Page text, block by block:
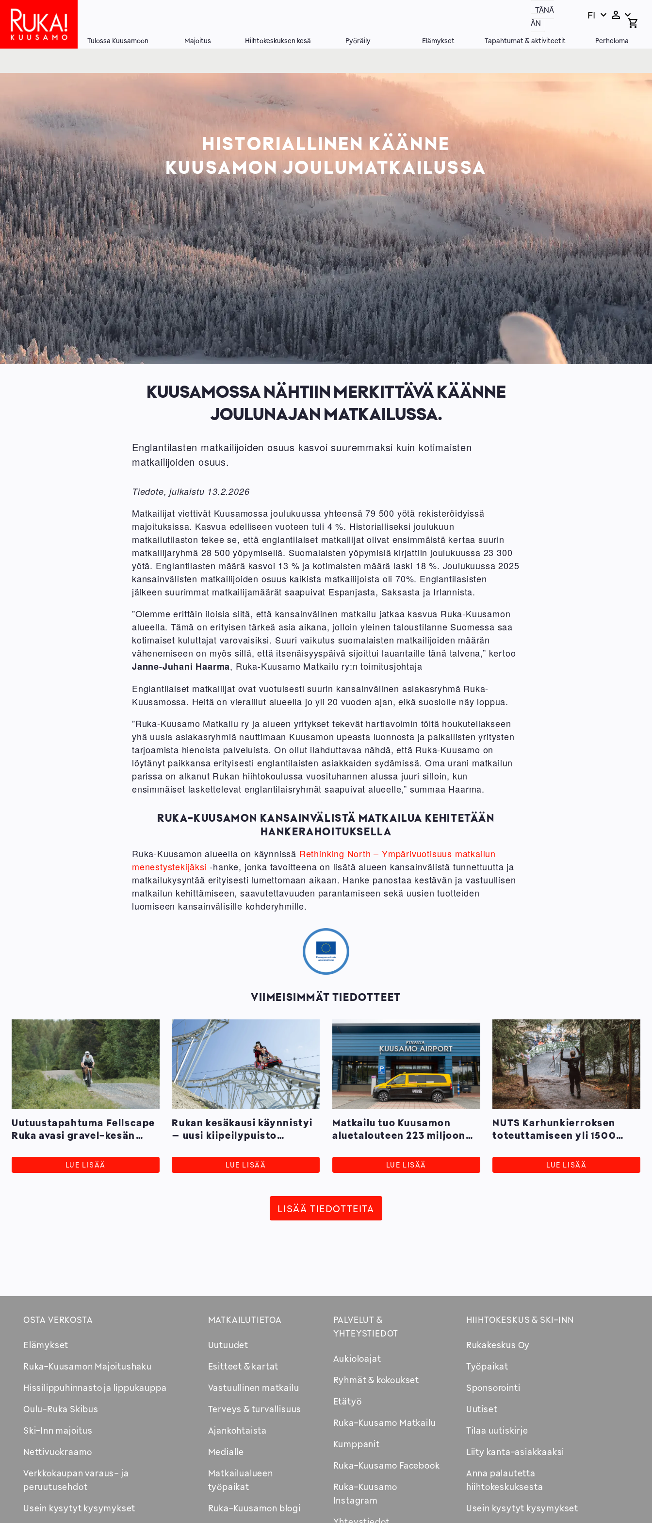
Hyppää
pääsisältöön
TÄNÄ
ÄN
Vaihda
nykyinen
FI
navigation
Tulossa Kuusamoon Majoitus Hiihtokeskuksen kesä Pyöräily Elämykset Tapahtumat & aktiviteetit Perheloma
HISTORIALLINEN KÄÄNNE
KUUSAMON JOULUMATKAILUSSA
KUUSAMOSSA NÄHTIIN MERKITTÄVÄ KÄÄNNE
JOULUNAJAN MATKAILUSSA.
Englantilasten matkailijoiden osuus kasvoi suuremmaksi kuin kotimaisten
matkailijoiden osuus.
Tiedote, julkaistu 13.2.2026
Matkailijat viettivät Kuusamossa joulukuussa yhteensä 79 500 yötä rekisteröidyissä
majoituksissa. Kasvua edelliseen vuoteen tuli 4 %. Historialliseksi joulukuun
matkailutilaston tekee se, että englantilaiset matkailijat olivat ensimmäistä kertaa suurin
matkailijaryhmä 28 500 yöpymisellä. Suomalaisten yöpymisiä kirjattiin joulukuussa 23 300
yötä. Englantilasten määrä kasvoi 13 % ja kotimaisten määrä laski 18 %. Joulukuussa 2025
kansainvälisten matkailijoiden osuus kaikista matkailijoista oli 70%. Englantilasisten
jälkeen suurimmat matkailijamäärät saapuivat Espanjasta, Saksasta ja Irlannista.
”Olemme erittäin iloisia siitä, että kansainvälinen matkailu jatkaa kasvua Ruka-Kuusamon
alueella. Tämä on erityisen tärkeä asia aikana, jolloin yleinen taloustilanne Suomessa saa
kotimaiset kuluttajat varovaisiksi. Suuri vaikutus suomalaisten matkailijoiden määrän
vähenemiseen on myös sillä, että itsenäisyyspäivä sijoittui lauantaille tänä talvena,” kertoo
Janne-Juhani Haarma, Ruka-Kuusamo Matkailu ry:n toimitusjohtaja
Englantilaiset matkailijat ovat vuotuisesti suurin kansainvälinen asiakasryhmä Ruka-
Kuusamossa. Heitä on vieraillut alueella jo yli 20 vuoden ajan, eikä suosiolle näy loppua.
”Ruka-Kuusamo Matkailu ry ja alueen yritykset tekevät hartiavoimin töitä houkutellakseen
yhä uusia asiakasryhmiä nauttimaan Kuusamon upeasta luonnosta ja paikallisten yritysten
tarjoamista hienoista palveluista. On ollut ilahduttavaa nähdä, että Ruka-Kuusamo on
löytänyt paikkansa erityisesti englantilaisten asiakkaiden sydämissä. Oma urani matkailun
parissa on alkanut Rukan hiihtokoulussa vuosituhannen alussa juuri silloin, kun
ensimmäiset laskettelevat englantilaisryhmät saapuivat alueelle,” summaa Haarma.
RUKA-KUUSAMON KANSAINVÄLISTÄ MATKAILUA KEHITETÄÄN
HANKERAHOITUKSELLA
Ruka-Kuusamon alueella on käynnissä Rethinking North – Ympärivuotisuus matkailun
menestystekijäksi -hanke, jonka tavoitteena on lisätä alueen kansainvälistä tunnettuutta ja
matkailukysyntää erityisesti lumettomaan aikaan. Hanke panostaa kestävän ja vastuullisen
matkailun kehittämiseen, saavutettavuuden parantamiseen sekä uusien tuotteiden
luomiseen kansainvälisille kohderyhmille.
Image
VIIMEISIMMÄT TIEDOTTEET
Uutuustapahtuma Fellscape
Ruka avasi gravel-kesän
LUE LISÄÄ
Rukan kesäkausi käynnistyi
– uusi kiipeilypuisto
LUE LISÄÄ
Matkailu tuo Kuusamon
aluetalouteen 223 miljoonan
LUE LISÄÄ
NUTS Karhunkierroksen
toteuttamiseen yli 1500
kuusamolaisilta seuroilta
LUE LISÄÄ
LISÄÄ TIEDOTTEITA
OSTA VERKOSTA
Elämykset
Ruka-Kuusamon Majoitushaku
ikkunaan
Hissilippuhinnasto ja lippukauppa
Oulu-Ruka Skibus
Ski-Inn majoitus
Nettivuokraamo
Verkkokaupan varaus- ja
peruutusehdot
Usein kysytyt kysymykset
MATKAILUTIETOA
Uutuudet
Esitteet & kartat
Vastuullinen matkailu
Terveys & turvallisuus
Ajankohtaista
Medialle
Matkailualueen
työpaikat
Ruka-Kuusamon blogi
PALVELUT &
YHTEYSTIEDOT
Aukioloajat
Ryhmät & kokoukset
Etätyö
Ruka-Kuusamo Matkailu
Kumppanit
Ruka-Kuusamo Facebook
Ruka-Kuusamo
Instagram
HIIHTOKESKUS & SKI-INN
Rukakeskus Oy
Työpaikat
Sponsorointi
Uutiset
Tilaa uutiskirje
Liity kanta-asiakkaaksi
Anna palautetta
hiihtokeskuksesta
Usein kysytyt kysymykset